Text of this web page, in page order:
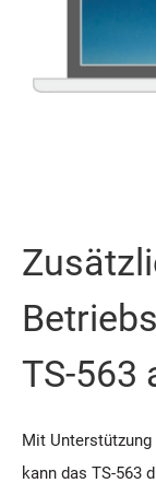
TS-563
Mit
kann das TS-563